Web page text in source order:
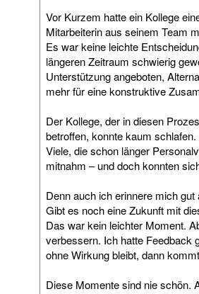
Vor Kurzem hatte ein Kollege
Mitarbeiterin aus seinem Team
Es war keine leichte
längeren Zeitraum schwierig
Unterstützung angeboten,
mehr für eine konstruktive
Der Kollege, der in diesen
betroffen, konnte kaum schlafen.
Viele, die schon länger
mitnahm – und doch konnten
Denn auch ich erinnere mich
Gibt es noch eine Zukunft mit
Das war kein leichter Moment.
verbessern. Ich hatte Feedback
ohne Wirkung bleibt, dann
Diese Momente sind nie schön.